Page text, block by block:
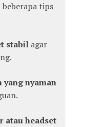
tips
stabil agar
yang nyaman
atau headset